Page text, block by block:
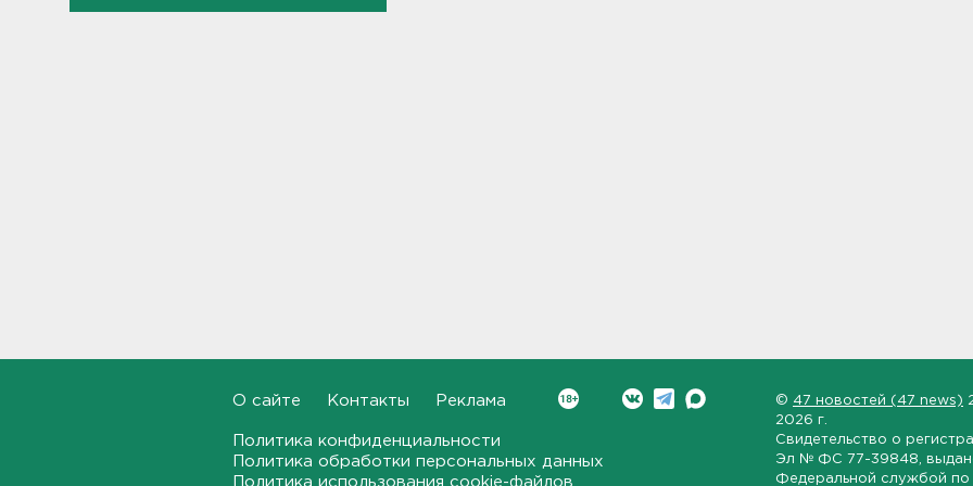
Новые лекарства могут
включить в список жизненно
необходимых в России
О сайте Контакты Реклама
Политика конфиденциальности
Политика обработки персональных данных
Политика использования cookie-файлов
© 47 новостей (47 news)
2026 г.
Свидетельство о
Эл № ФС 77-39848 ,
Федеральной службой по